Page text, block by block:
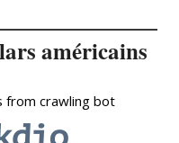
américains